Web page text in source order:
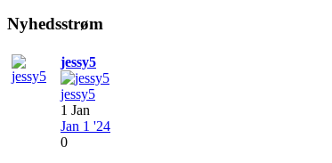
Nyhedsstrøm
jessy5
jessy5
1 Jan
Jan 1 '24
0